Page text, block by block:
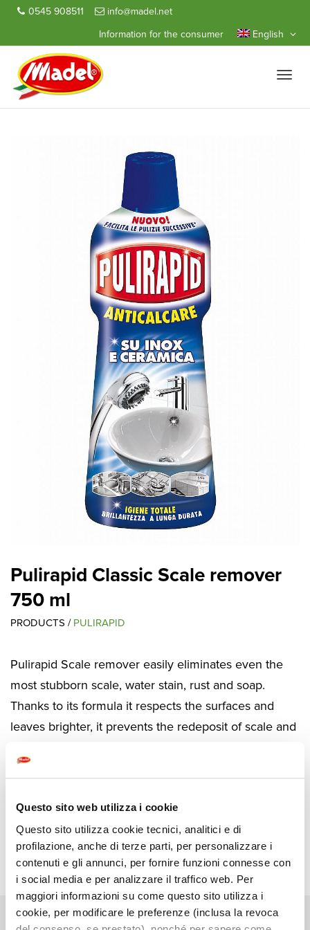
Questo sito web utilizza i cookie
Questo sito utilizza cookie tecnici, analitici e di
profilazione, anche di terze parti, per personalizzare i
contenuti e gli annunci, per fornire funzioni connesse con
i social media e per analizzare il traffico web. Per
maggiori informazioni su come questo sito utilizza i
cookie, per modificare le preferenze (inclusa la revoca
0545 908511
info@madel.net
Information for the consumer
English
Pulirapid Classic Scale remover
750 ml
PRODUCTS / PULIRAPID
Pulirapid Scale remover easily eliminates even the
most stubborn scale, water stain, rust and soap.
Thanks to its formula it respects the surfaces and
leaves brighter, it prevents the redeposit of scale and
the bathroom and kitchen as brand new.
DOWNLOAD TECH SHEETS